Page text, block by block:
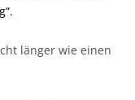
länger wie einen